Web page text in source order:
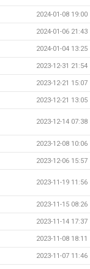
2024-01-08 19:00
2024-01-06 21:43
2024-01-04 13:25
2023-12-31 21:54
2023-12-21 15:07
2023-12-21 13:05
2023-12-14 07:38
2023-12-08 10:06
2023-12-06 15:57
2023-11-19 11:56
2023-11-15 08:26
2023-11-14 17:37
2023-11-08 18:11
2023-11-07 11:46